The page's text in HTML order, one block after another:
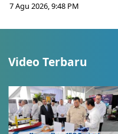
7 Agu 2026, 9:48 PM
Video Terbaru